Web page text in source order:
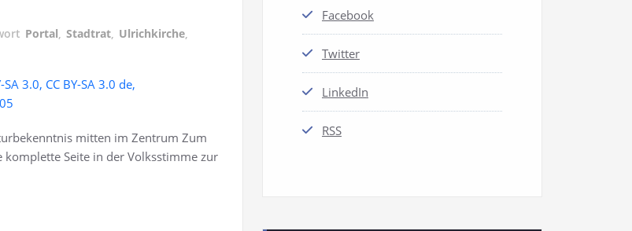
Portal, Stadtrat, Ulrichkirche,
mitten im Zentrum Zum
Seite in der Volksstimme zur
Facebook
Twitter
LinkedIn
RSS